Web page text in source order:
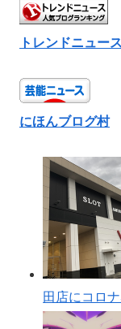
トレンドニュー
にほんブログ村
田店にコロ